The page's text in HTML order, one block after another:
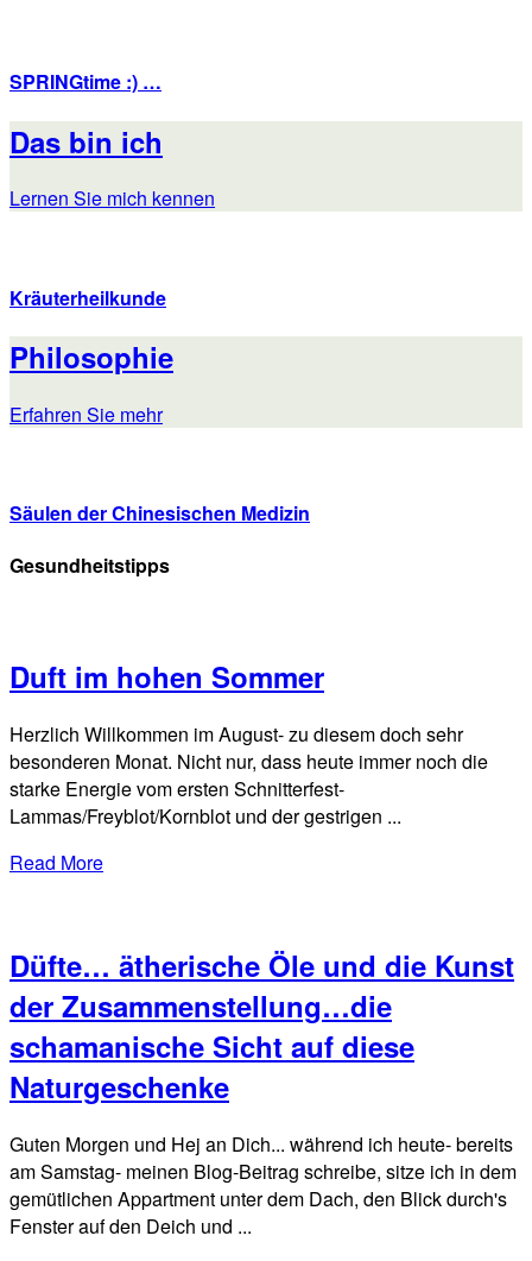
SPRINGtime :) …
Das bin ich
Lernen Sie mich kennen
Kräuterheilkunde
Philosophie
Erfahren Sie mehr
Säulen der Chinesischen Medizin
Gesundheitstipps
Duft im hohen Sommer
Herzlich Willkommen im August- zu diesem doch sehr
besonderen Monat. Nicht nur, dass heute immer noch die
starke Energie vom ersten Schnitterfest-
Lammas/Freyblot/Kornblot und der gestrigen ...
Read More
Düfte… ätherische Öle und die Kunst
der Zusammenstellung…die
schamanische Sicht auf diese
Naturgeschenke
Guten Morgen und Hej an Dich... während ich heute- bereits
am Samstag- meinen Blog-Beitrag schreibe, sitze ich in dem
gemütlichen Appartment unter dem Dach, den Blick durch's
Fenster auf den Deich und ...